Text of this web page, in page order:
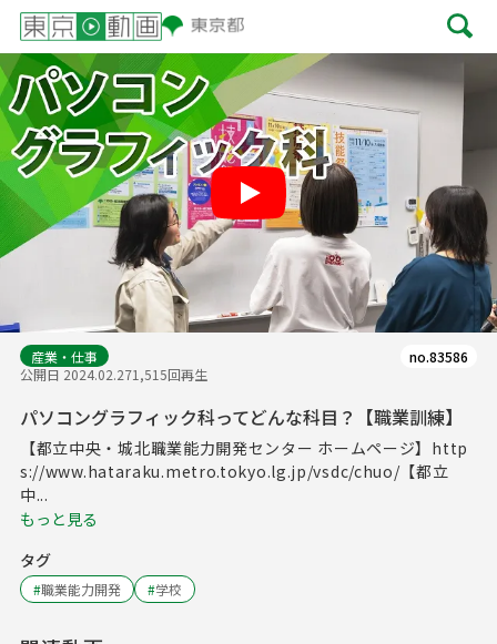
Play
産業・仕事
公開日 2024.02.271,515回再生
no.83586
パソコングラフィック科ってどんな科目？【職業訓練】
【都立中央・城北職業能力開発センター ホームページ】http
s://www.hataraku.metro.tokyo.lg.jp/vsdc/chuo/【都立
中...
もっと見る
タグ
#職業能力開発 #学校